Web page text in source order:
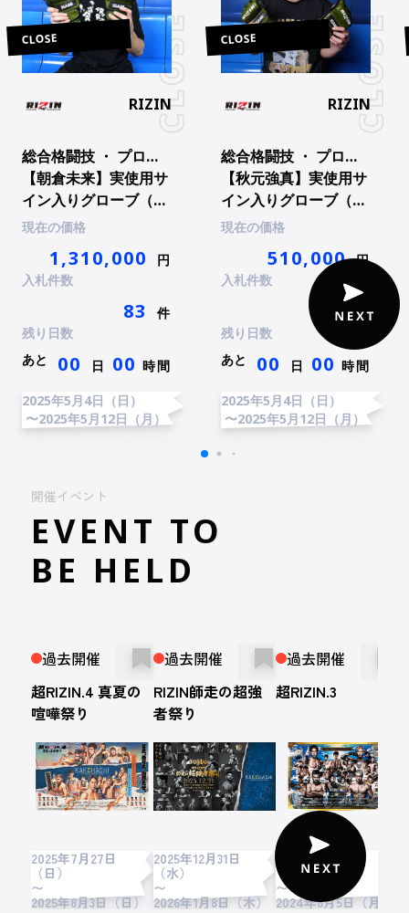
**achiru 2025 - 05 - 06 20:54
5,472 円
**sa.1128 2025 - 05 - 06 20:11
4,520 円
**tsu_a7 2025 - 05 - 06 02:05
3,200
**yato8 2025 - 05 - 05 08:31
円
2025 - 05 - 05 06:05
777
CLOSE
RIZIN
総合格闘技 ・ プロ総合格闘技
【朝倉未来】実使用サ
イン入りグローブ（サ
イン入りチェキ付）
現在の価格
1,310,000
円
入札件数
83
件
残り日数
あと
00 日 00 時間
2025年5月4日（日）
〜2025年5月12日（月）
CLOSE
RIZIN
総合格闘技 ・ プロ総合格闘技
【秋元強真】実使用サ
イン入りグローブ（サ
イン入りチェキ付）
現在の価格
510,000 円
入札件数
52 件
残り日数
あと
00 日 00 時間
2025年5月4日（日）
〜2025年5月12日（月）
開催イベント
EVENT TO
BE HELD
過去開催
超RIZIN.4 真夏の
喧嘩祭り
2025年7月27日
（日）
〜
2025年8月3日（日）
過去開催
RIZIN師走の超強
者祭り
2025年12月31日
（水）
〜
2026年1月8日（木）
過去開催
超RIZIN.3
2024年7月28日
（日）
〜
2024年8月5日（月）